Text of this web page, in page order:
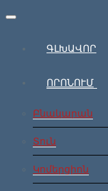
ԳԼԽԱՎՈՐ
ՈՐՈՆՈՒՄ
Բնակարան
Տուն
Կոմերցիոն